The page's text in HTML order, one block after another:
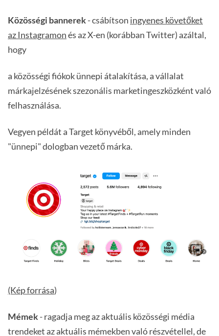
Közösségi bannerek- csábítson ingyenes követőket
az Instagramonés az X-en (korábban Twitter) azáltal,
hogy
a közösségi fiókok ünnepi átalakítása, a vállalat
márkajelzésének szezonális marketingeszközként való
felhasználása.
Vegyen példát a Target könyvéből, amely minden
"ünnepi" dologban vezető márka.
(Kép forrása)
Mémek- ragadja meg az aktuális közösségi média
trendeket az aktuális mémekben való részvétellel, de